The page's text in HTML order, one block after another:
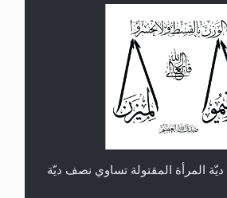
عليه السلام.. 4...
المرأة المقتولة تساوي نصف ديّة